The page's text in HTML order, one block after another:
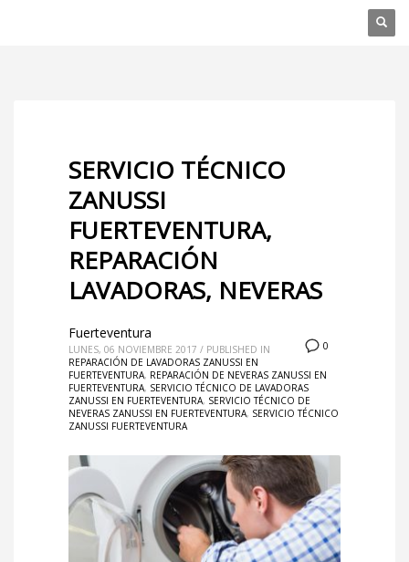
SERVICIO TÉCNICO
ZANUSSI
FUERTEVENTURA,
REPARACIÓN
LAVADORAS, NEVERAS
0
Fuerteventura
LUNES, 06 NOVIEMBRE 2017 / PUBLISHED IN
REPARACIÓN DE LAVADORAS ZANUSSI EN
FUERTEVENTURA, REPARACIÓN DE NEVERAS ZANUSSI EN
FUERTEVENTURA, SERVICIO TÉCNICO DE LAVADORAS
ZANUSSI EN FUERTEVENTURA, SERVICIO TÉCNICO DE
NEVERAS ZANUSSI EN FUERTEVENTURA, SERVICIO TÉCNICO
ZANUSSI FUERTEVENTURA